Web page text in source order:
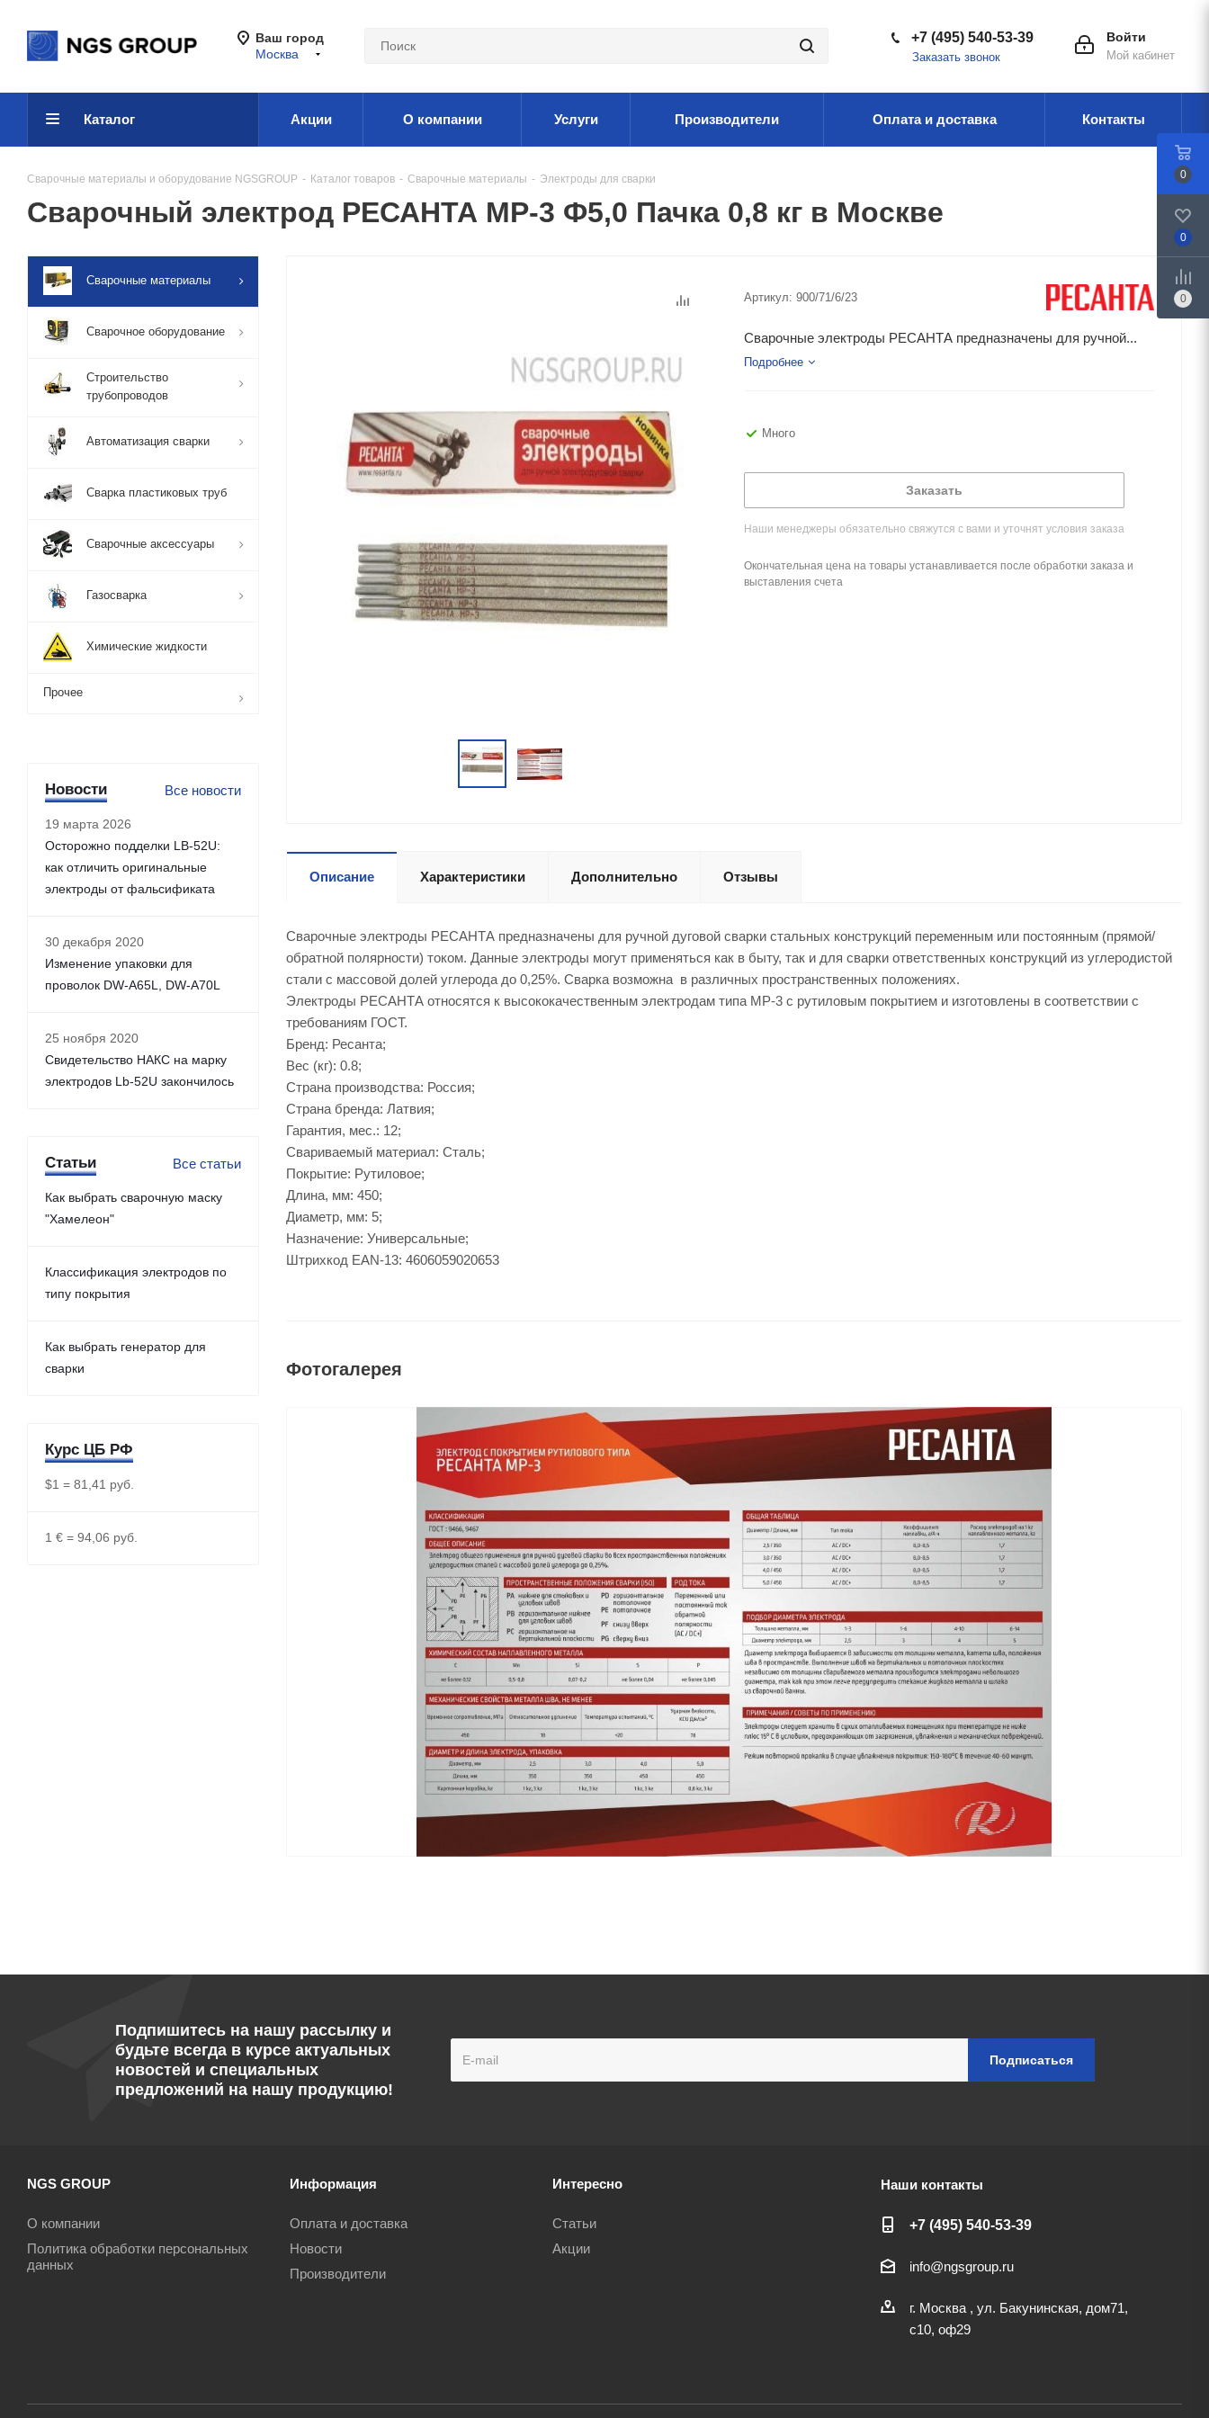
Ваш город
Москва
Войти
Мой кабинет
+7 (495) 540-53-39
Заказать звонок
Каталог Акции О компании Услуги Производители Оплата и доставка Контакты
Сварочные материалы и оборудование NGSGROUP - Каталог товаров - Сварочные материалы - Электроды для сварки
Сварочный электрод РЕСАНТА МР-3 Ф5,0 Пачка 0,8 кг в Москве
Артикул: 900/71/6/23
Сварочные электроды РЕСАНТА предназначены для ручной...
Подробнее
Много
Заказать
Наши менеджеры обязательно свяжутся с вами и уточнят условия заказа
Окончательная цена на товары устанавливается после обработки заказа и
выставления счета
Описание Характеристики Дополнительно Отзывы
Сварочные электроды РЕСАНТА предназначены для ручной дуговой сварки стальных конструкций переменным или постоянным (прямой/
обратной полярности) током. Данные электроды могут применяться как в быту, так и для сварки ответственных конструкций из углеродистой
стали с массовой долей углерода до 0,25%. Сварка возможна в различных пространственных положениях.
Электроды РЕСАНТА относятся к высококачественным электродам типа МР-3 с рутиловым покрытием и изготовлены в соответствии с
требованиям ГОСТ.
Бренд: Ресанта;
Вес (кг): 0.8;
Страна производства: Россия;
Страна бренда: Латвия;
Гарантия, мес.: 12;
Свариваемый материал: Сталь;
Покрытие: Рутиловое;
Длина, мм: 450;
Диаметр, мм: 5;
Назначение: Универсальные;
Штрихкод EAN-13: 4606059020653
Фотогалерея
Сварочные материалы
Сварочное оборудование
Строительство
трубопроводов
Автоматизация сварки
Сварка пластиковых труб
Сварочные аксессуары
Газосварка
Химические жидкости
Прочее
Новости Все новости
19 марта 2026
Осторожно подделки LB-52U:
как отличить оригинальные
электроды от фальсификата
30 декабря 2020
Изменение упаковки для
проволок DW-A65L, DW-A70L
25 ноября 2020
Свидетельство НАКС на марку
электродов Lb-52U закончилось
Статьи Все статьи
Как выбрать сварочную маску
"Хамелеон"
Классификация электродов по
типу покрытия
Как выбрать генератор для
сварки
Курс ЦБ РФ
$1 = 81,41 руб.
1 € = 94,06 руб.
Подпишитесь на нашу рассылку и
будьте всегда в курсе актуальных
новостей и специальных
предложений на нашу продукцию!
NGS GROUP
О компании
Политика обработки персональных
данных
Информация
Оплата и доставка
Новости
Производители
Интересно
Статьи
Акции
Наши контакты
+7 (495) 540-53-39
info@ngsgroup.ru
г. Москва , ул. Бакунинская, дом71,
с10, оф29
0
0
0